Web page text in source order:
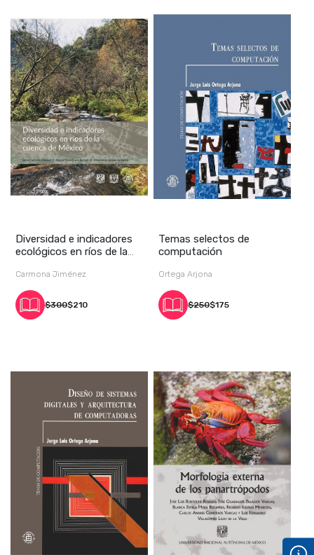
Diversidad e indicadores
ecológicos en ríos de la
Carmona Jiménez
$300$210
Temas selectos de
computación
Ortega Arjona
$250$175